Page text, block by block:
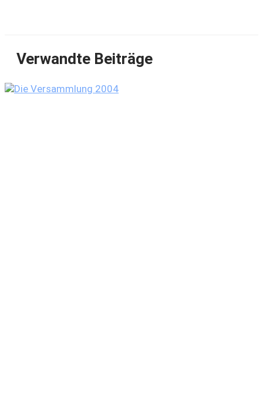
Verwandte Beiträge